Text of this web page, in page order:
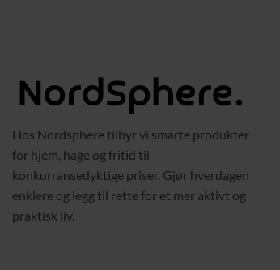
Hos Nordsphere tilbyr vi smarte produkter
for hjem, hage og fritid til
konkurransedyktige priser. Gjør hverdagen
enklere og legg til rette for et mer aktivt og
praktisk liv.